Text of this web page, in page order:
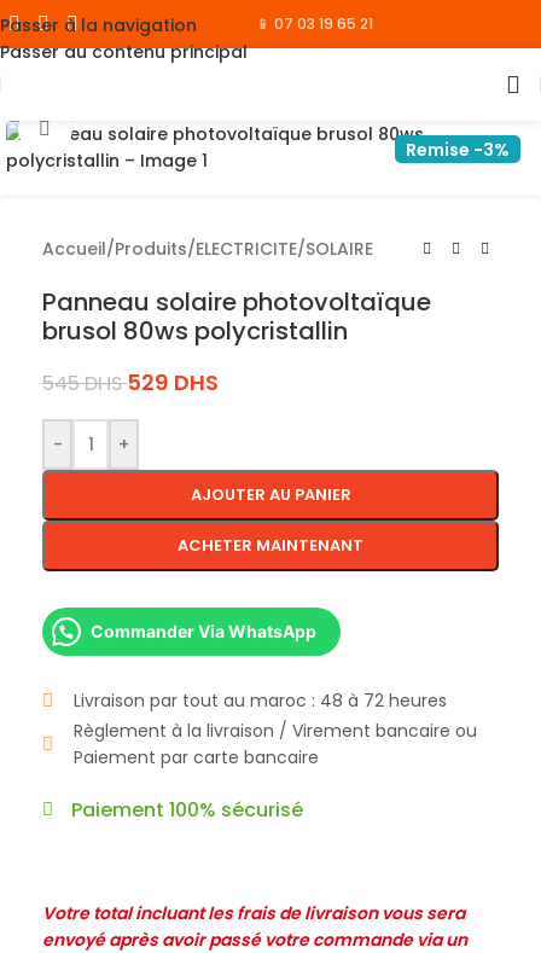
Passer à la navigation
Passer au contenu principal
📱 07 03 19 65 21
Remise -3%
Cliquez pour agrandir
Accueil/Produits/ELECTRICITE/SOLAIRE
Panneau solaire photovoltaïque
brusol 80ws polycristallin
545DHS 529 DHS
- +
AJOUTER AU PANIER
ACHETER MAINTENANT
Commander Via WhatsApp
Livraison par tout au maroc : 48 à 72 heures
Règlement à la livraison / Virement bancaire ou
Paiement par carte bancaire
Paiement 100% sécurisé
Votre total incluant les frais de livraison vous sera
envoyé après avoir passé votre commande via un